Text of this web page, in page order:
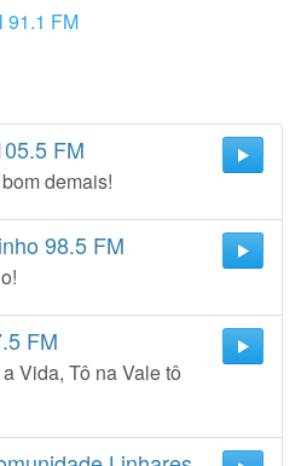
91.1 FM
FM
demais!
98.5 FM
FM
Vida, Tô na Vale tô